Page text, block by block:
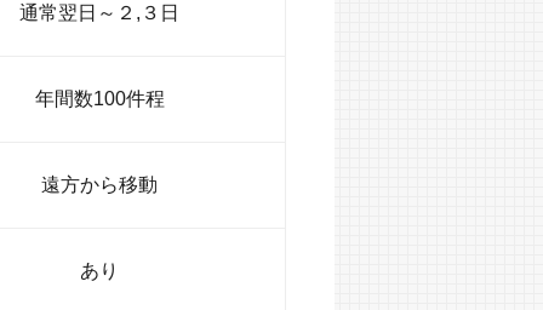
通常翌日～２,３日
年間数100件程
遠方から移動
あり